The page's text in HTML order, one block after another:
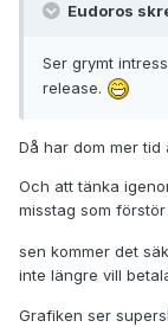
Eudoros
Ser grymt
release.
Då har dom mer tid
Och att tänka
misstag som
sen kommer det
inte längre vill
Grafiken ser